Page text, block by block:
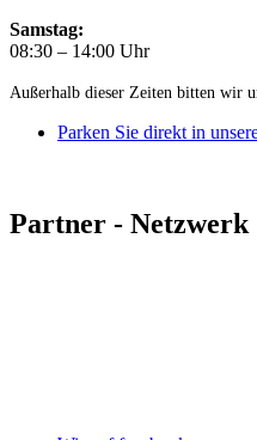
Samstag:
08:30 – 14:00 Uhr
Außerhalb dieser Zeiten bitten wir
Parken Sie direkt in
Partner - Netzwerk